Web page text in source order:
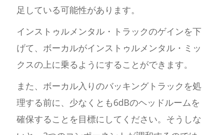
足している可能性があります。
インストゥルメンタル・トラックのゲインを下
げて、ボーカルがインストゥルメンタル・ミッ
クスの上に乗るようにすることができます。
また、ボーカル入りのバッキングトラックを処
理する前に、少なくとも6dBのヘッドルームを
確保することを目標にしてください。そうしな